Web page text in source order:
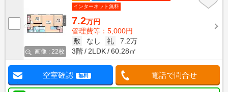
画像 : 22枚
インターネット無料
7.2万円
管理費等：5,000円
敷
なし 礼
7.2万
3階
2LDK 60.28㎡
空室確認 無料 電話で問合せ